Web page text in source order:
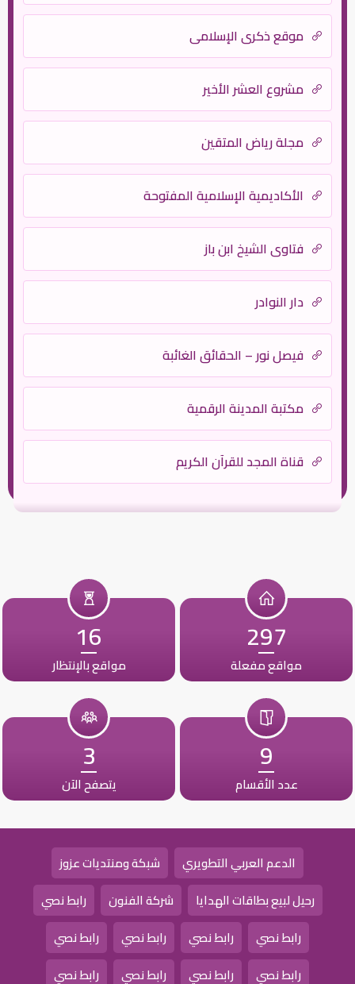
موقع ذكرى الإسلامي
مشروع العشر الأخير
مجلة رياض المتقين
الأكاديمية الإسلامية المفتوحة
فتاوى الشيخ ابن باز
دار النوادر
فيصل نور – الحقائق الغائبة
مكتبة المدينة الرقمية
قناة المجد للقرآن الكريم
297
مواقع مفعلة
16
مواقع بالإنتظار
9
عدد الأقسام
3
يتصفح الآن
الدعم العربي التطويري
شبكة ومنتديات عزوز
رحيل لبيع بطاقات الهدايا
شركة الفنون
رابط نصي
رابط نصي
رابط نصي رابط نصي
رابط نصي
رابط نصي
رابط نصي رابط نصي رابط نصي